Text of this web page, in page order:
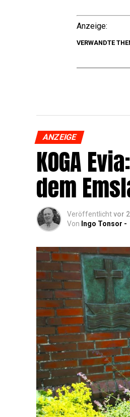
Anzei­ge:
VERWANDTE
ANZEIGE
KOGA
dem
Veröffentlichtvor
Von Ingo Tonsor -